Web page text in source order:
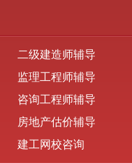
二级建造师辅导
监理工程师辅导
咨询工程师辅导
房地产估价辅导
建工网校咨询